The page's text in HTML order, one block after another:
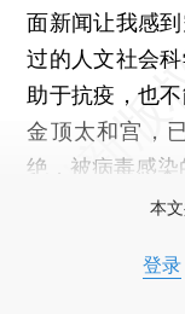
面新闻让我感
过的人文社会
助于抗疫，也
金顶太和宫，
绝，被病毒感染
本
登录